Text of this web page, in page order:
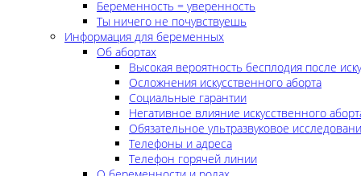
Беременность = уверенность
Ты ничего не почувствуешь
Информация для беременных
Об абортах
Высокая вероятность бесплодия после
Осложнения искусственного аборта
Социальные гарантии
Негативное влияние искусственного
Обязательное ультразвуковое
Телефоны и адреса
Телефон горячей линии